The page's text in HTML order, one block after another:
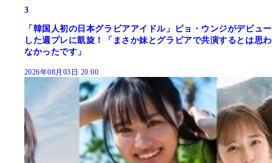
3
「韓国人初の日本グラビアアイドル」ピョ・ウンジがデビュー
した週プレに凱旋！「まさか妹とグラビアで共演するとは思わ
なかったです」
2026年08月03日 20:00